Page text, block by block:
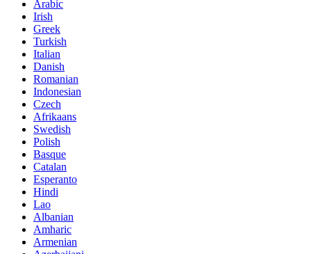
Arabic
Irish
Greek
Turkish
Italian
Danish
Romanian
Indonesian
Czech
Afrikaans
Swedish
Polish
Basque
Catalan
Esperanto
Hindi
Lao
Albanian
Amharic
Armenian